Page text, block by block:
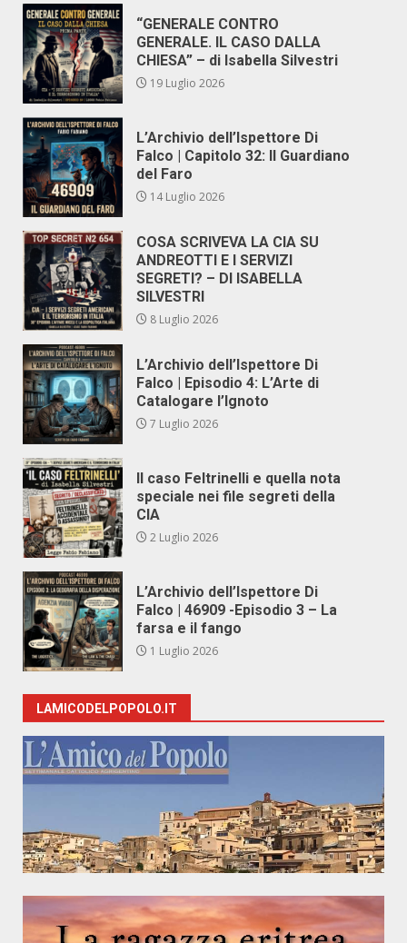
“GENERALE CONTRO
GENERALE. IL CASO DALLA
CHIESA” – di Isabella Silvestri
19 Luglio 2026
L’Archivio dell’Ispettore Di
Falco | Capitolo 32: Il Guardiano
del Faro
14 Luglio 2026
COSA SCRIVEVA LA CIA SU
ANDREOTTI E I SERVIZI
SEGRETI? – DI ISABELLA
SILVESTRI
8 Luglio 2026
L’Archivio dell’Ispettore Di
Falco | Episodio 4: L’Arte di
Catalogare l’Ignoto
7 Luglio 2026
Il caso Feltrinelli e quella nota
speciale nei file segreti della
CIA
2 Luglio 2026
L’Archivio dell’Ispettore Di
Falco | 46909 -Episodio 3 – La
farsa e il fango
1 Luglio 2026
LAMICODELPOPOLO.IT